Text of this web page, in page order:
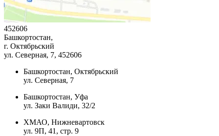
452606
Башкортостан,
г. Октябрьский
ул. Северная, 7, 452606
Башкортостан, Октябрьский
ул. Северная, 7
Башкортостан, Уфа
ул. Заки Валиди, 32/2
ХМАО, Нижневартовск
ул. 9П, 41, стр. 9